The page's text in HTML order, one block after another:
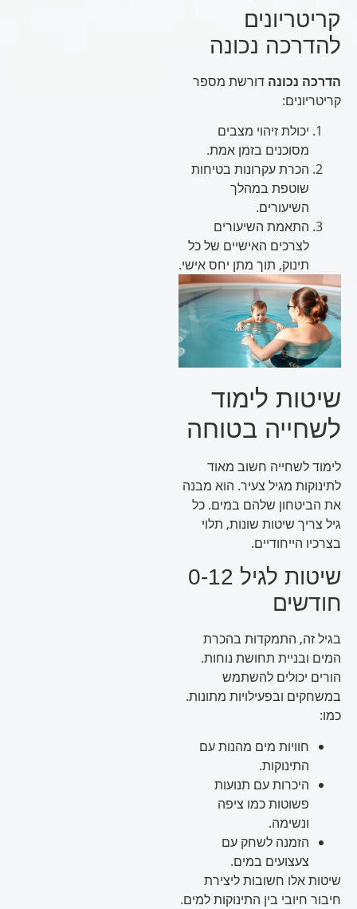
קריטריונים
להדרכה נכונה
הדרכה נכונהדורשת מספר
קריטריונים:
יכולת זיהוי מצבים
מסוכנים בזמן אמת.
הכרת עקרונות בטיחות
שוטפת במהלך
השיעורים.
התאמת השיעורים
לצרכים האישיים של כל
תינוק, תוך מתן יחס אישי.
שיטות לימוד
לשחייה בטוחה
לימוד לשחייה חשוב מאוד
לתינוקות מגיל צעיר. הוא מבנה
את הביטחון שלהם במים. כל
גיל צריך שיטות שונות, תלוי
בצרכיו הייחודיים.
שיטות לגיל 0-12
חודשים
בגיל זה, התמקדות בהכרת
המים ובניית תחושת נוחות.
הורים יכולים להשתמש
במשחקים ובפעילויות מתונות.
כמו:
חוויות מים מהנות עם
התינוקות.
היכרות עם תנועות
פשוטות כמו ציפה
ונשימה.
הזמנה לשחק עם
צעצועים במים.
שיטות אלו חשובות ליצירת
חיבור חיובי בין התינוקות למים.